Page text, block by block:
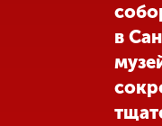
комиссия
+7 (831) 262-26-20
в